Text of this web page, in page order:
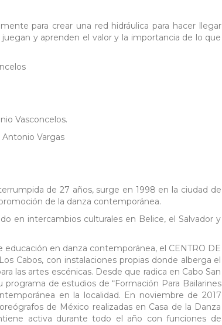
para crear una red hidráulica para hacer llegar
y aprenden el valor y la importancia de lo que
Vasconcelos.
Antonio Vargas
de 27 años, surge en 1998 en la ciudad de
de la danza contemporánea.
en intercambios culturales en Belice, el Salvador y
en danza contemporánea, el CENTRO DE
Cabos, con instalaciones propias donde alberga el
las artes escénicas. Desde que radica en Cabo San
de estudios de “Formación Para Bailarines
en la localidad. En noviembre de 2017
de México realizadas en Casa de la Danza
activa durante todo el año con funciones de